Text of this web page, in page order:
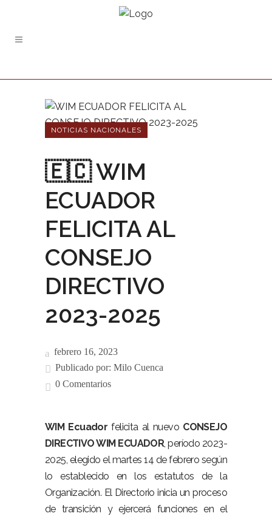
NOTICIAS NACIONALES
🇪🇨 WIM
ECUADOR
FELICITA AL
CONSEJO
DIRECTIVO
2023-2025
febrero 16, 2023
Publicado por: Milo Cuenca
0 Comentarios
WIM Ecuador felicita al nuevo CONSEJO
DIRECTIVO WIM ECUADOR, período 2023-
2025, elegido el martes 14 de febrero según
lo establecido en los estatutos de la
Organización. El Directorio inicia un proceso
de transición y ejercerá funciones en el